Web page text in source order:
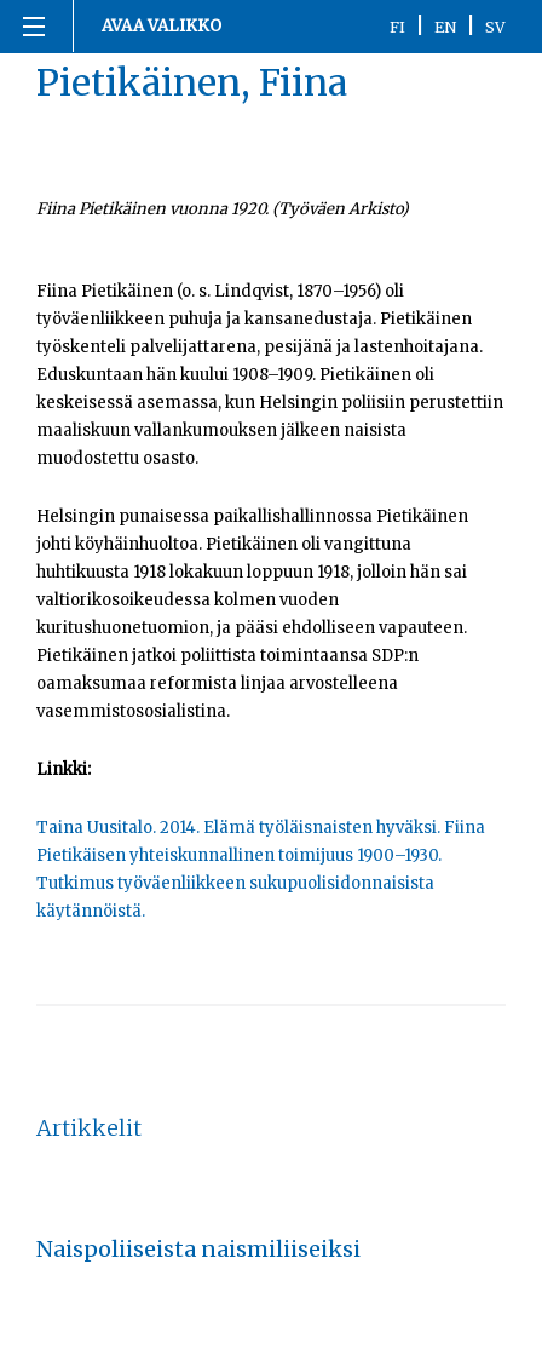
Siirry
sisältöön
AVAA VALIKKO FI EN| SV
Etusivu
1917
1919-1920
1921-2020
Kronologia
Opiskelijat
Haku:
Pietikäinen, Fiina
Fiina Pietikäinen vuonna 1920. (Työväen Arkisto)
Fiina Pietikäinen (o. s. Lindqvist, 1870–1956) oli
työväenliikkeen puhuja ja kansanedustaja. Pietikäinen
työskenteli palvelijattarena, pesijänä ja lastenhoitajana.
Eduskuntaan hän kuului 1908–1909. Pietikäinen oli
keskeisessä asemassa, kun Helsingin poliisiin perustettiin
maaliskuun vallankumouksen jälkeen naisista
muodostettu osasto.
Helsingin punaisessa paikallishallinnossa Pietikäinen
johti köyhäinhuoltoa. Pietikäinen oli vangittuna
huhtikuusta 1918 lokakuun loppuun 1918, jolloin hän sai
valtiorikosoikeudessa kolmen vuoden
kuritushuonetuomion, ja pääsi ehdolliseen vapauteen.
Pietikäinen jatkoi poliittista toimintaansa SDP:n
oamaksumaa reformista linjaa arvostelleena
vasemmistososialistina.
Linkki:
Taina Uusitalo. 2014. Elämä työläisnaisten hyväksi. Fiina
Pietikäisen yhteiskunnallinen toimijuus 1900–1930.
Tutkimus työväenliikkeen sukupuolisidonnaisista
käytännöistä.
Artikkelit
Naispoliiseista naismiliiseiksi